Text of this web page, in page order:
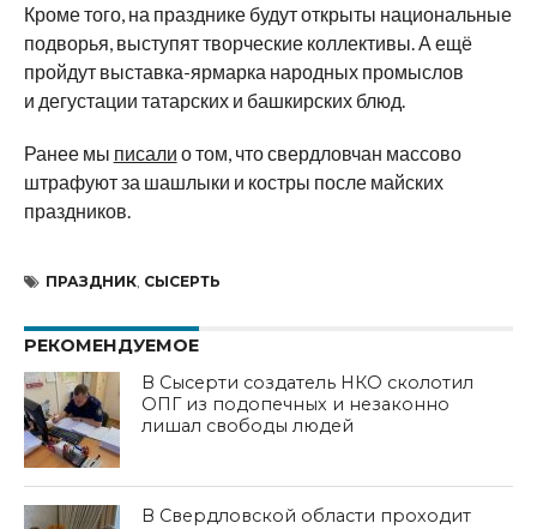
Кроме того, на празднике будут открыты национальные
подворья, выступят творческие коллективы. А ещё
пройдут выставка-ярмарка народных промыслов
и дегустации татарских и башкирских блюд.
Ранее мы писали о том, что свердловчан массово
штрафуют за шашлыки и костры после майских
праздников.
ПРАЗДНИК, СЫСЕРТЬ
РЕКОМЕНДУЕМОЕ
В Сысерти создатель НКО сколотил
ОПГ из подопечных и незаконно
лишал свободы людей
В Свердловской области проходит